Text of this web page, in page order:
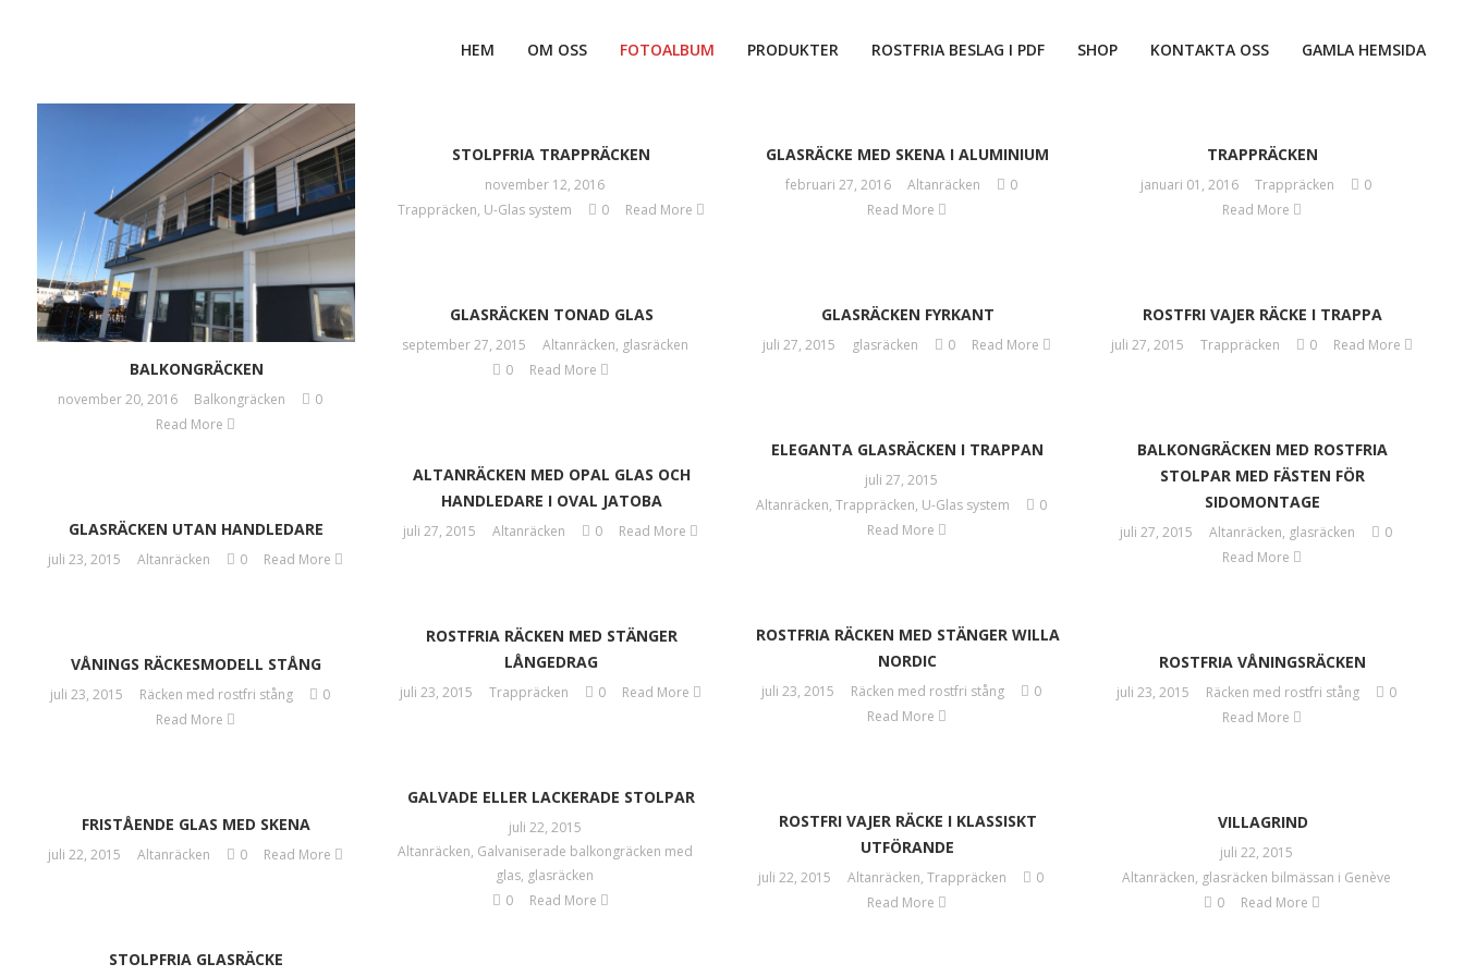
HEM OM OSS FOTOALBUM PRODUKTER ROSTFRIA BESLAG I PDF SHOP KONTAKTA OSS GAMLA HEMSIDA
BALKONGRÄCKEN
november 20, 2016 Balkongräcken
0
Read More
STOLPFRIA TRAPPRÄCKEN
november 12, 2016
Trappräcken, U-Glas system 0 Read More
GLASRÄCKE MED SKENA I ALUMINIUM
februari 27, 2016 Altanräcken
0
Read More
TRAPPRÄCKEN
januari 01, 2016 Trappräcken
0
Read More
GLASRÄCKEN TONAD GLAS
september 27, 2015 Altanräcken, glasräcken
0
Read More
GLASRÄCKEN FYRKANT
juli 27, 2015 glasräcken 0 Read More
ROSTFRI VAJER RÄCKE I TRAPPA
juli 27, 2015 Trappräcken 0 Read More
ELEGANTA GLASRÄCKEN I TRAPPAN
juli 27, 2015
Altanräcken, Trappräcken, U-Glas system
0
Read More
BALKONGRÄCKEN MED ROSTFRIA
STOLPAR MED FÄSTEN FÖR
SIDOMONTAGE
juli 27, 2015 Altanräcken, glasräcken
0
Read More
ALTANRÄCKEN MED OPAL GLAS OCH
HANDLEDARE I OVAL JATOBA
juli 27, 2015 Altanräcken 0 Read More
GLASRÄCKEN UTAN HANDLEDARE
juli 23, 2015 Altanräcken 0 Read More
ROSTFRIA RÄCKEN MED STÄNGER WILLA
NORDIC
juli 23, 2015 Räcken med rostfri stång
0
Read More
ROSTFRIA RÄCKEN MED STÄNGER
LÅNGEDRAG
juli 23, 2015 Trappräcken 0 Read More
ROSTFRIA VÅNINGSRÄCKEN
juli 23, 2015 Räcken med rostfri stång
0
Read More
VÅNINGS RÄCKESMODELL STÅNG
juli 23, 2015 Räcken med rostfri stång
0
Read More
GALVADE ELLER LACKERADE STOLPAR
juli 22, 2015
Altanräcken, Galvaniserade balkongräcken med
glas, glasräcken
0
Read More
ROSTFRI VAJER RÄCKE I KLASSISKT
UTFÖRANDE
juli 22, 2015 Altanräcken,Trappräcken
0
Read More
VILLAGRIND
juli 22, 2015
Altanräcken, glasräcken bilmässan i Genève
0
Read More
FRISTÅENDE GLAS MED SKENA
juli 22, 2015 Altanräcken 0 Read More
STOLPFRIA GLASRÄCKE